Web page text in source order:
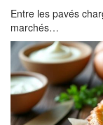
Entre les pavés
marchés…